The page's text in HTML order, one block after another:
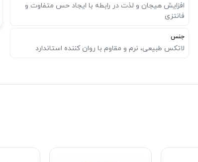
افزایش هیجان و لذت در رابطه با ایجاد حس متفاوت و
فانتزی
جنس
لاتکس طبیعی، نرم و مقاوم با روان‌ کننده استاندارد